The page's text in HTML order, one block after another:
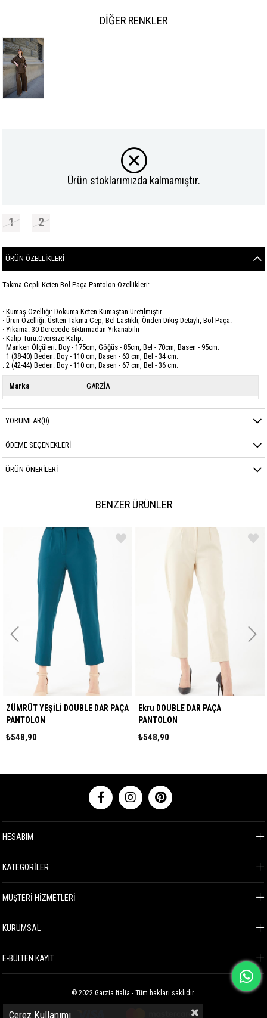
DIĞER RENKLER
Ürün stoklarımızda kalmamıştır.
1 2
ÜRÜN ÖZELLIKLERI
Takma Cepli Keten Bol Paça Pantolon Özellikleri:
· Kumaş Özelliği: Dokuma Keten Kumaştan Üretilmiştir.
· Ürün Özelliği: Üstten Takma Cep, Bel Lastikli, Önden Dikiş Detaylı, Bol Paça.
· Yıkama: 30 Derecede Sıktırmadan Yıkanabilir
· Kalıp Türü:Oversize Kalıp.
· Manken Ölçüleri: Boy - 175cm, Göğüs - 85cm, Bel - 70cm, Basen - 95cm.
· 1 (38-40) Beden: Boy - 110 cm, Basen - 63 cm, Bel - 34 cm.
. 2 (42-44) Beden: Boy - 110 cm, Basen - 67 cm, Bel - 36 cm.
Marka GARZİA
Kumaş Cinsi
YORUMLAR(0)
ÖDEME SEÇENEKLERI
ÜRÜN ÖNERILERI
BENZER ÜRÜNLER
YEŞİLİ DOUBLE DAR PAÇA
Ekru DOUBLE DAR PAÇA
PANTOLON
₺548,90
HESABIM
KATEGORİLER
MÜŞTERİ HİZMETLERİ
KURUMSAL
E-BÜLTEN KAYIT
© 2022 Garzia Italia - Tüm hakları saklıdır.
Çerez Kullanımı